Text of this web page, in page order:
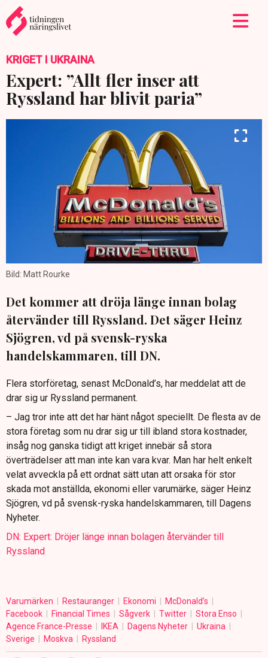
KRIGET I UKRAINA
Expert: ”Allt fler inser att
Ryssland har blivit paria”
Bild: Matt Rourke
Det kommer att dröja länge innan bolag
återvänder till Ryssland. Det säger Heinz
Sjögren, vd på svensk-ryska
handelskammaren, till DN.
Flera storföretag, senast McDonald’s, har meddelat att de
drar sig ur Ryssland permanent.
– Jag tror inte att det har hänt något speciellt. De flesta av de
stora företag som nu drar sig ur till ibland stora kostnader,
insåg nog ganska tidigt att kriget innebär så stora
överträdelser att man inte kan vara kvar. Man har helt enkelt
velat avveckla på ett ordnat sätt utan att orsaka för stor
skada mot anställda, ekonomi eller varumärke, säger Heinz
Sjögren, vd på svensk-ryska handelskammaren, till Dagens
Nyheter.
DN: Expert: Dröjer länge innan bolagen återvänder till
Ryssland
Varumärken Restauranger Ekonomi
McDonald’s
Facebook
Financial Times Sågverk Twitter
Stora Enso
Agence France-Presse
IKEA Dagens Nyheter
Ukraina
Sverige
Moskva Ryssland